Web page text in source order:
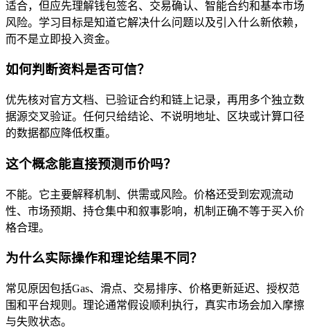
适合，但应先理解钱包签名、交易确认、智能合约和基本市场
风险。学习目标是知道它解决什么问题以及引入什么新依赖，
而不是立即投入资金。
如何判断资料是否可信？
优先核对官方文档、已验证合约和链上记录，再用多个独立数
据源交叉验证。任何只给结论、不说明地址、区块或计算口径
的数据都应降低权重。
这个概念能直接预测币价吗？
不能。它主要解释机制、供需或风险。价格还受到宏观流动
性、市场预期、持仓集中和叙事影响，机制正确不等于买入价
格合理。
为什么实际操作和理论结果不同？
常见原因包括Gas、滑点、交易排序、价格更新延迟、授权范
围和平台规则。理论通常假设顺利执行，真实市场会加入摩擦
与失败状态。